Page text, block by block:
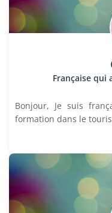
Française qui
Bonjour, Je suis
formation dans le